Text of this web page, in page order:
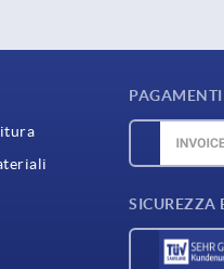
SICUREZZA